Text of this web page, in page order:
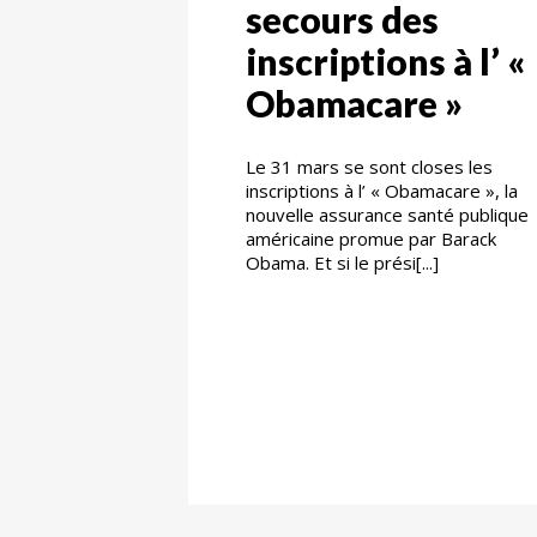
secours des
inscriptions à l’ «
Obamacare »
Le 31 mars se sont closes les
inscriptions à l’ « Obamacare », la
nouvelle assurance santé publique
américaine promue par Barack
Obama. Et si le prési[...]